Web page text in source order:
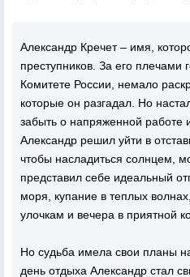
Александр Кречет – имя,
преступников. За его
Комитете России, немало
которые он разгадал. Но
забыть о напряженной работе
Александр решил уйти в
чтобы насладиться солнцем,
представил себе идеальный
моря, купание в теплых
улочкам и вечера в приятной
Но судьба имела свои планы
день отдыха Александр стал